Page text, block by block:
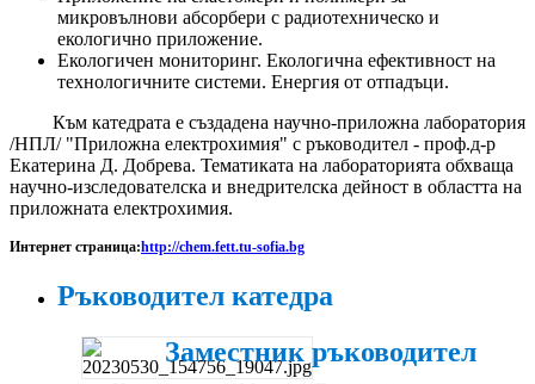
микровълнови абсорбери с радиотехническо и
екологично приложение.
Екологичен мониторинг. Екологична ефективност на
технологичните системи. Енергия от отпадъци.
Към катедрата е създадена научно-приложна лаборатория
/НПЛ/ "Приложна електрохимия" с ръководител - проф.д-р
Екатерина Д. Добрева. Тематиката на лабораторията обхваща
научно-изследователска и внедрителска дейност в областта на
приложната електрохимия.
Интернет страница:http://chem.fett.tu-sofia.bg
Ръководител катедра
Заместник ръководител